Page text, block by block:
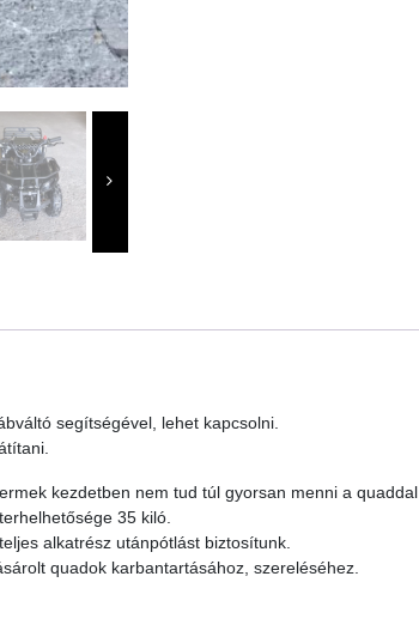
segítségével, lehet kapcsolni.
kezdetben nem tud túl gyorsan menni a quaddal
35 kiló.
alkatrész utánpótlást biztosítunk.
quadok karbantartásához, szereléséhez.